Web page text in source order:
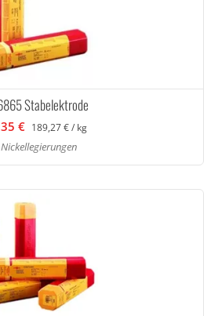
Stabelektrode
€ 189,27 € / kg